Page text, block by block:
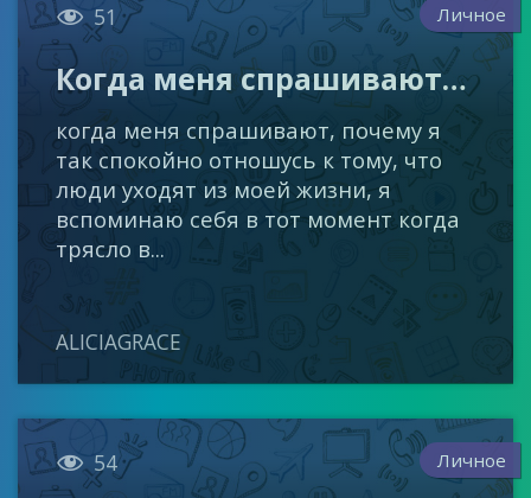
 51 Личное
Когда меня спрашивают…
когда меня спрашивают, почему я
так спокойно отношусь к тому, что
люди уходят из моей жизни, я
вспоминаю себя в тот момент когда
трясло в...
ALICIAGRACE
 54 Личное